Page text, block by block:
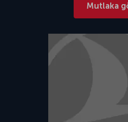
Mutlaka